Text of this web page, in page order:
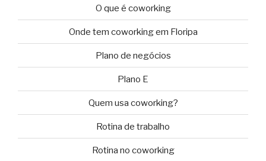
O que é coworking
Onde tem coworking em Floripa
Plano de negócios
Plano E
Quem usa coworking?
Rotina de trabalho
Rotina no coworking